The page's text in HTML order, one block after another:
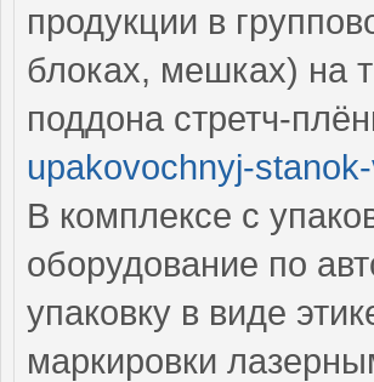
продукции в
блоках, мешках) на
поддона стретч-
upakovochnyj-
В комплексе с
оборудование по
упаковку в виде
маркировки